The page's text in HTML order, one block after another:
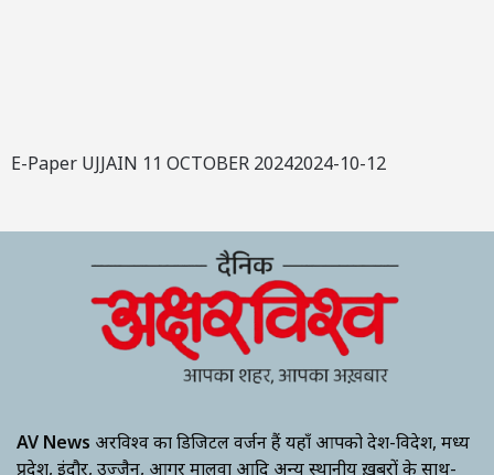
E-Paper UJJAIN 11 OCTOBER 20242024-10-12
AV News अक्षरविश्व का डिजिटल वर्जन हैं यहाँ आपको देश-विदेश, मध्य
प्रदेश, इंदौर, उज्जैन, आगर मालवा आदि अन्य स्थानीय ख़बरों के साथ-